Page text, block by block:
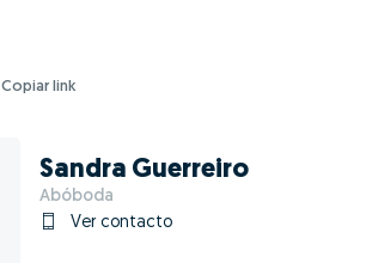
Copiar link
Sandra Guerreiro
Abóboda
Ver contacto